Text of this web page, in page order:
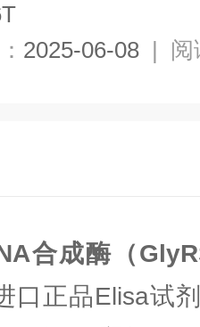
2025-06-08 | 阅
合成酶（
口正品Elisa试